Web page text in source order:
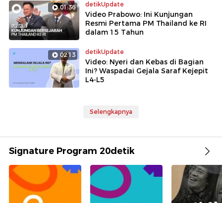
01:36 detikUpdate
Video Prabowo: Ini Kunjungan
Resmi Pertama PM Thailand ke RI
dalam 15 Tahun
02:13 detikUpdate
Video: Nyeri dan Kebas di Bagian
Ini? Waspadai Gejala Saraf Kejepit
L4-L5
Selengkapnya
Signature Program 20detik